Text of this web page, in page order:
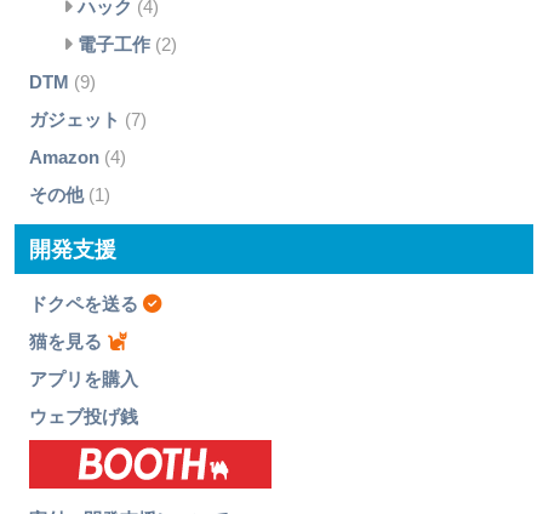
ハック (4)
電子工作(2)
DTM (9)
ガジェット (7)
Amazon(4)
その他(1)
開発支援
ドクペを送る
猫を見る
アプリを購入
ウェブ投げ銭